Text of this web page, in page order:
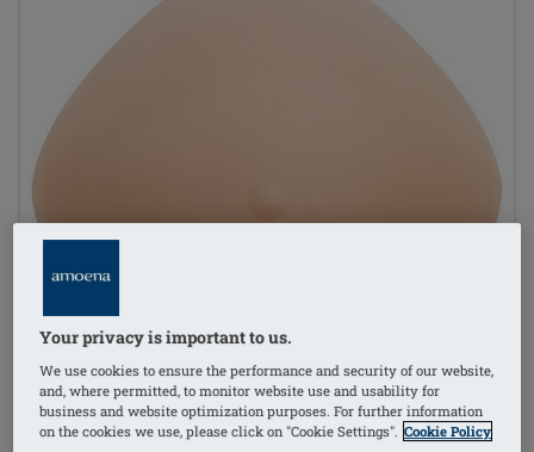
Your privacy is important to us.
We use cookies to ensure the performance and security of our website,
and, where permitted, to monitor website use and usability for
business and website optimization purposes. For further information
on the cookies we use, please click on "Cookie Settings". Cookie Policy